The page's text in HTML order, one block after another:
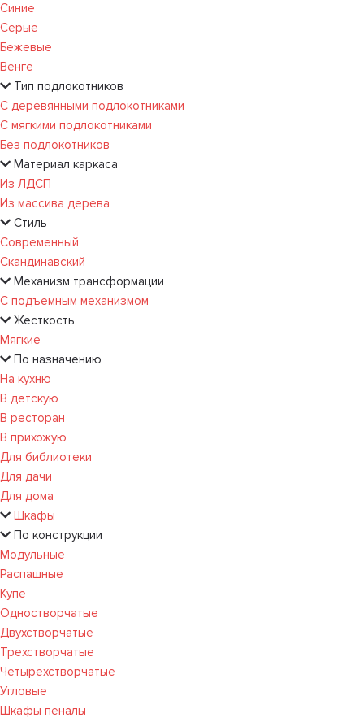
Синие
Серые
Бежевые
Венге
Тип подлокотников
С деревянными подлокотниками
С мягкими подлокотниками
Без подлокотников
Материал каркаса
Из ЛДСП
Из массива дерева
Стиль
Современный
Скандинавский
Механизм трансформации
С подъемным механизмом
Жесткость
Мягкие
По назначению
На кухню
В детскую
В ресторан
В прихожую
Для библиотеки
Для дачи
Для дома
Шкафы
По конструкции
Модульные
Распашные
Купе
Одностворчатые
Двухстворчатые
Трехстворчатые
Четырехстворчатые
Угловые
Шкафы пеналы